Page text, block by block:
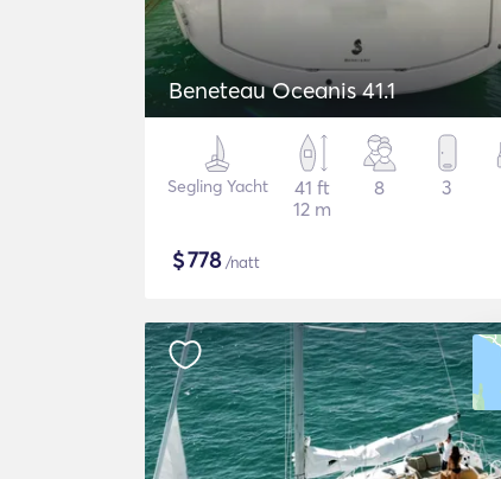
Beneteau Oceanis 41.1
Segling Yacht
41 ft
12 m
8 3
$778/natt